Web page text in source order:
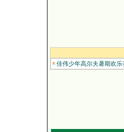
佳伟少年高尔夫暑期欢乐